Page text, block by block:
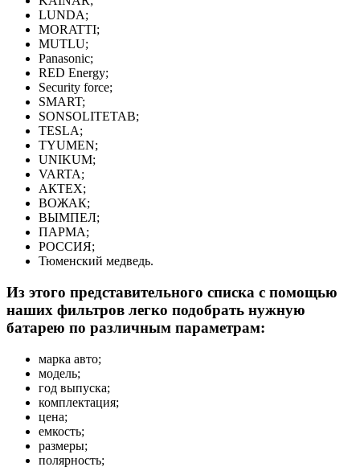
LUNDA;
MORATTI;
MUTLU;
Panasonic;
RED Energy;
Security force;
SMART;
SONSOLITETAB;
TESLA;
TYUMEN;
UNIKUM;
VARTA;
АКТЕХ;
ВОЖАК;
ВЫМПЕЛ;
ПАРМА;
РОССИЯ;
Тюменский медведь.
Из этого представительного списка с помощью
наших фильтров легко подобрать нужную
батарею по различным параметрам:
марка авто;
модель;
год выпуска;
комплектация;
цена;
емкость;
размеры;
полярность;